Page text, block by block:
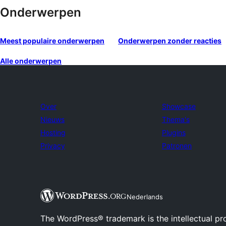
Onderwerpen
Meest populaire onderwerpen Onderwerpen zonder reacties
Alle onderwerpen
Over
Nieuws
Hosting
Privacy
Showcase
Thema's
Plugins
Patronen
Nederlands
The WordPress® trademark is the intellectual